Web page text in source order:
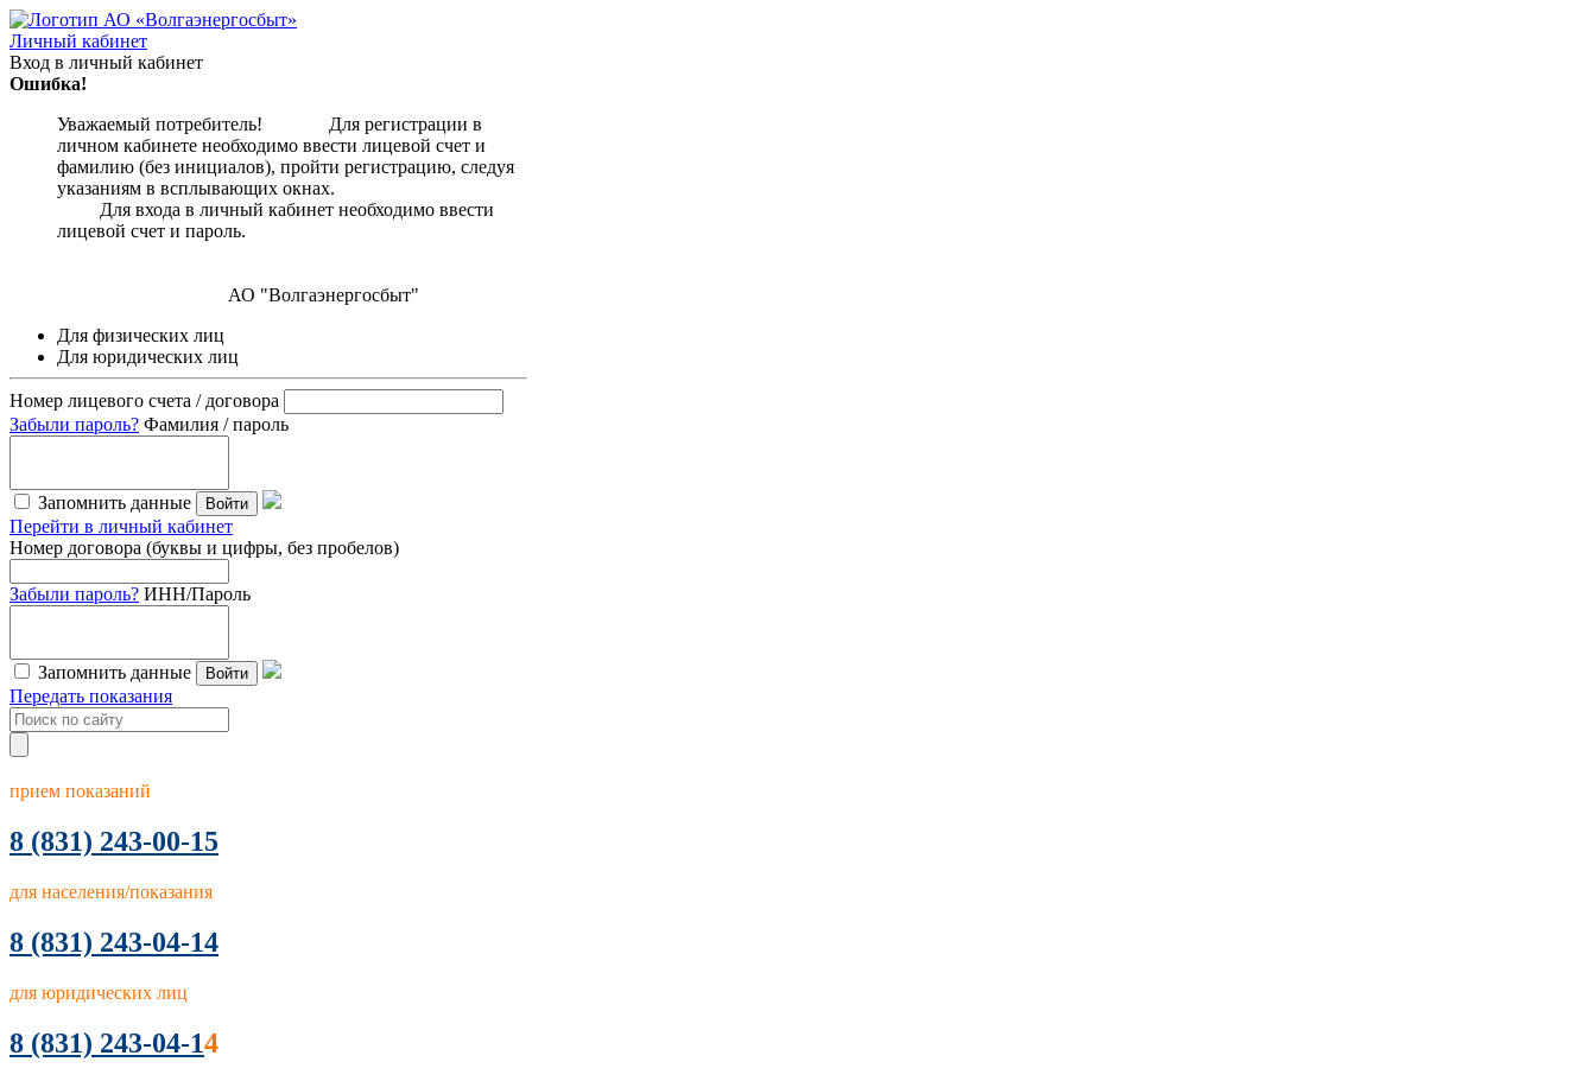
Личный кабинет
Вход в личный кабинет
Ошибка!
Уважаемый потребитель! Для регистрации в
личном кабинете необходимо ввести лицевой счет и
фамилию (без инициалов), пройти регистрацию, следуя
указаниям в всплывающих окнах.
Для входа в личный кабинет необходимо ввести
лицевой счет и пароль.
АО "Волгаэнергосбыт"
Для физических лиц
Для юридических лиц
Номер лицевого счета / договора
Забыли пароль? Фамилия / пароль
Запомнить данные Войти
Перейти в личный кабинет
Номер договора (буквы и цифры, без пробелов)
Забыли пароль? ИНН/Пароль
Запомнить данные Войти
Передать показания
прием показаний
8 (831) 243-00-15
для населения/показания
8 (831) 243-04-14
для юридических лиц
8 (831) 243-04-14